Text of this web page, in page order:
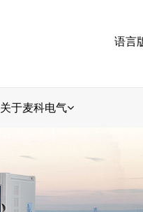
语言
关于麦科电气